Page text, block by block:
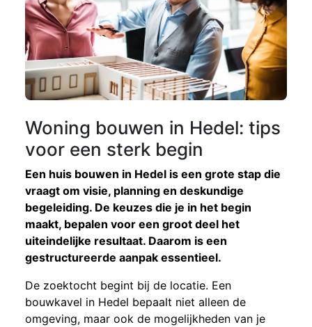
Woning bouwen in Hedel: tips
voor een sterk begin
Een huis bouwen in Hedel is een grote stap die
vraagt om visie, planning en deskundige
begeleiding. De keuzes die je in het begin
maakt, bepalen voor een groot deel het
uiteindelijke resultaat. Daarom is een
gestructureerde aanpak essentieel.
De zoektocht begint bij de locatie. Een
bouwkavel in Hedel bepaalt niet alleen de
omgeving, maar ook de mogelijkheden van je